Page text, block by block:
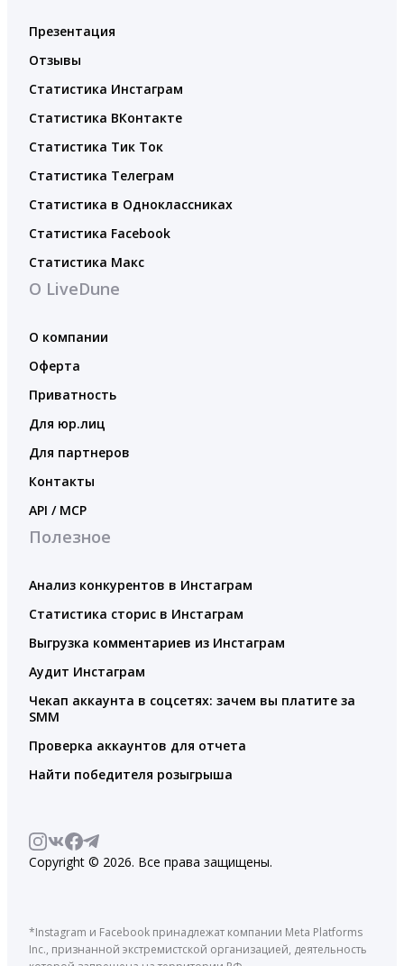
Презентация
Отзывы
Статистика Инстаграм
Статистика ВКонтакте
Статистика Тик Ток
Статистика Телеграм
Статистика в Одноклассниках
Статистика Facebook
Статистика Макс
О LiveDune
О компании
Оферта
Приватность
Для юр.лиц
Для партнеров
Контакты
API / MCP
Полезное
Анализ конкурентов в Инстаграм
Статистика сторис в Инстаграм
Выгрузка комментариев из Инстаграм
Аудит Инстаграм
Чекап аккаунта в соцсетях: зачем вы платите за
SMM
Проверка аккаунтов для отчета
Найти победителя розыгрыша
Copyright © 2026. Все права защищены.
*Instagram и Facebook принадлежат компании Meta Platforms
Inc., признанной экстремистской организацией, деятельность